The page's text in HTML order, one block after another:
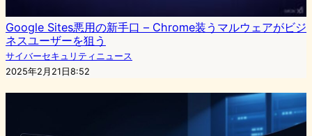
Google Sites悪用の新手口 – Chrome装うマルウェアがビジ
ネスユーザーを狙う
サイバーセキュリティニュース
2025年2月21日8:52